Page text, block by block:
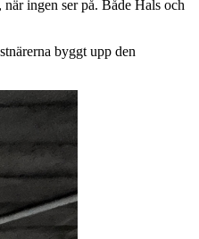
ingen ser på. Både Hals och
byggt upp den